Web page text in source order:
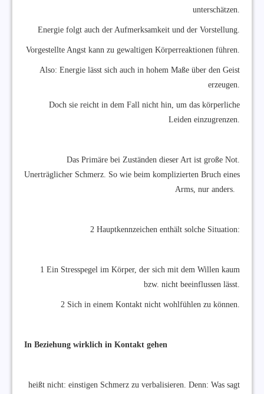
unterschätzen.
Energie folgt auch der Aufmerksamkeit und der Vorstellung.
Vorgestellte Angst kann zu gewaltigen Körperreaktionen führen.
Also: Energie lässt sich auch in hohem Maße über den Geist
erzeugen.
Doch sie reicht in dem Fall nicht hin, um das körperliche
Leiden einzugrenzen.
Das Primäre bei Zuständen dieser Art ist große Not.
Unerträglicher Schmerz. So wie beim komplizierten Bruch eines
Arms, nur anders.
2 Hauptkennzeichen enthält solche Situation:
1 Ein Stresspegel im Körper, der sich mit dem Willen kaum
bzw. nicht beeinflussen lässt.
2 Sich in einem Kontakt nicht wohlfühlen zu können.
In Beziehung wirklich in Kontakt gehen
heißt nicht: einstigen Schmerz zu verbalisieren. Denn: Was sagt